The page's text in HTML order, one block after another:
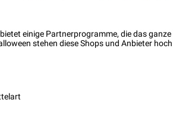
einige Partnerprogramme, die das
stehen diese Shops und Anbieter